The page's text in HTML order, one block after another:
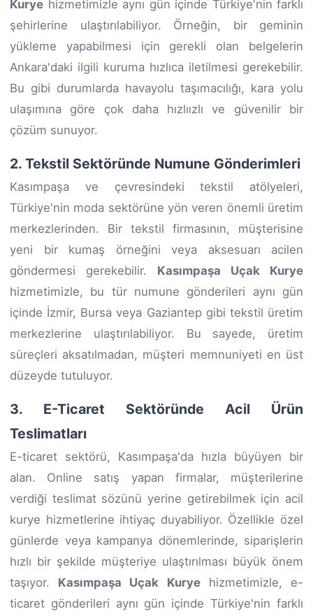
Kurye hizmetimizle aynı gün içinde Türkiye'nin farklı
şehirlerine ulaştırılabiliyor. Örneğin, bir geminin
yükleme yapabilmesi için gerekli olan belgelerin
Ankara'daki ilgili kuruma hızlıca iletilmesi gerekebilir.
Bu gibi durumlarda havayolu taşımacılığı, kara yolu
ulaşımına göre çok daha hızlıızlı ve güvenilir bir
çözüm sunuyor.
2. Tekstil Sektöründe Numune Gönderimleri
Kasımpaşa ve çevresindeki tekstil atölyeleri,
Türkiye'nin moda sektörüne yön veren önemli üretim
merkezlerinden. Bir tekstil firmasının, müşterisine
yeni bir kumaş örneğini veya aksesuarı acilen
göndermesi gerekebilir. Kasımpaşa Uçak Kurye
hizmetimizle, bu tür numune gönderileri aynı gün
içinde İzmir, Bursa veya Gaziantep gibi tekstil üretim
merkezlerine ulaştırılabiliyor. Bu sayede, üretim
süreçleri aksatılmadan, müşteri memnuniyeti en üst
düzeyde tutuluyor.
3. E-Ticaret Sektöründe Acil Ürün
Teslimatları
E-ticaret sektörü, Kasımpaşa'da hızla büyüyen bir
alan. Online satış yapan firmalar, müşterilerine
verdiği teslimat sözünü yerine getirebilmek için acil
kurye hizmetlerine ihtiyaç duyabiliyor. Özellikle özel
günlerde veya kampanya dönemlerinde, siparişlerin
hızlı bir şekilde müşteriye ulaştırılması büyük önem
taşıyor. Kasımpaşa Uçak Kuryehizmetimizle, e-
ticaret gönderileri aynı gün içinde Türkiye'nin farklı